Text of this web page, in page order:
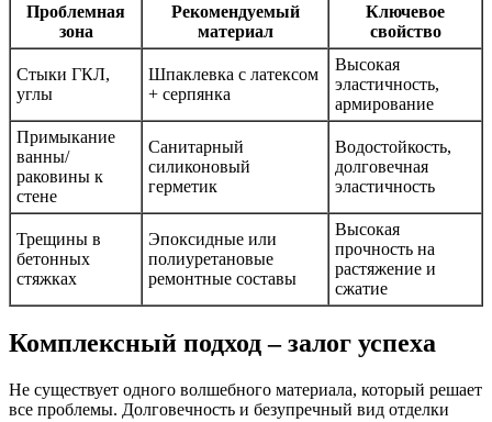
Проблемная
зона
Рекомендуемый
материал
Ключевое
свойство
Стыки ГКЛ,
углы
Шпаклевка с латексом
+ серпянка
Высокая
эластичность,
армирование
Примыкание
ванны/
раковины к
стене
Санитарный
силиконовый
герметик
Водостойкость,
долговечная
эластичность
Трещины в
бетонных
стяжках
Эпоксидные или
полиуретановые
ремонтные составы
Высокая
прочность на
растяжение и
сжатие
Комплексный подход – залог успеха
Не существует одного волшебного материала, который решает
все проблемы. Долговечность и безупречный вид отделки